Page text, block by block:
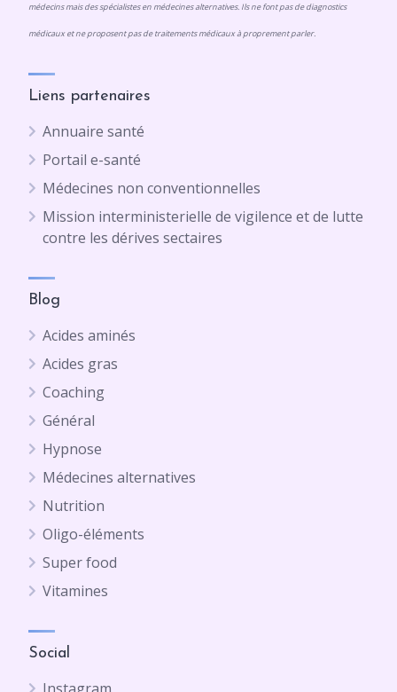
médecins mais des spécialistes en médecines alternatives. Ils ne font pas de diagnostics
médicaux et ne proposent pas de traitements médicaux à proprement parler.
Liens partenaires
Annuaire santé
Portail e-santé
Médecines non conventionnelles
Mission interministerielle de vigilence et de lutte
contre les dérives sectaires
Blog
Acides aminés
Acides gras
Coaching
Général
Hypnose
Médecines alternatives
Nutrition
Oligo-éléments
Super food
Vitamines
Social